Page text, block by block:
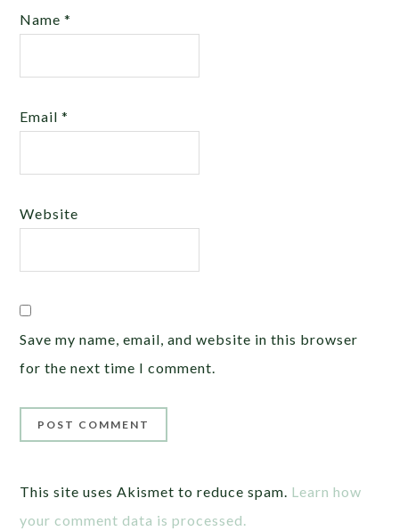
Name*
Email*
Website
Save my name, email, and website in this browser
for the next time I comment.
This site uses Akismet to reduce spam. Learn how
your comment data is processed.